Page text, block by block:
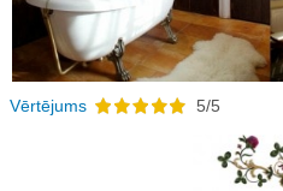
Vērtējums 5/5